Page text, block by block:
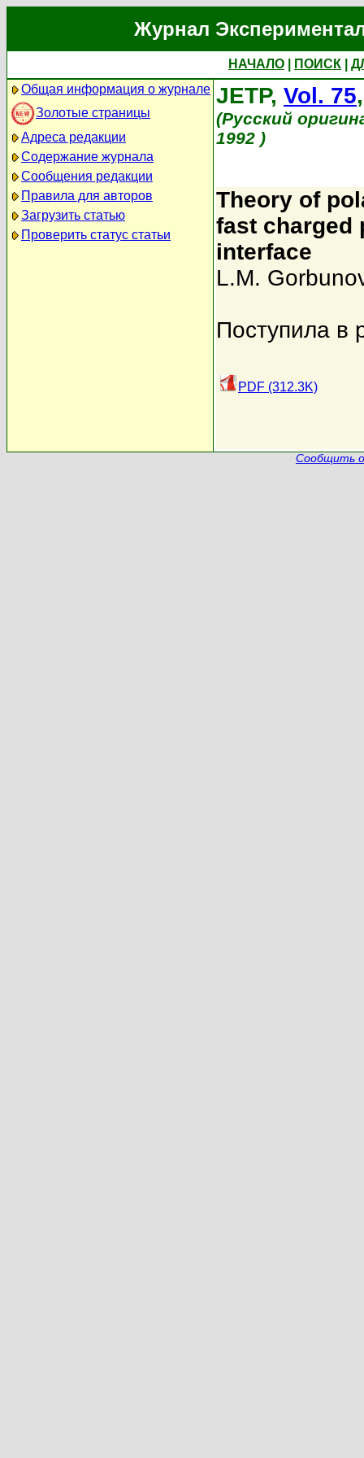
Журнал
НАЧАЛО ПОИСК
Общая информация о журнале
Золотые страницы
Адреса редакции
Содержание журнала
Сообщения редакции
Правила для авторов
Загрузить статью
Проверить статус статьи
JETP, Vol. 75
(Русский
1992 )
Theory of
fast charged
interface
L.M.
Поступила в
PDF (312.3K)
Сообщить о